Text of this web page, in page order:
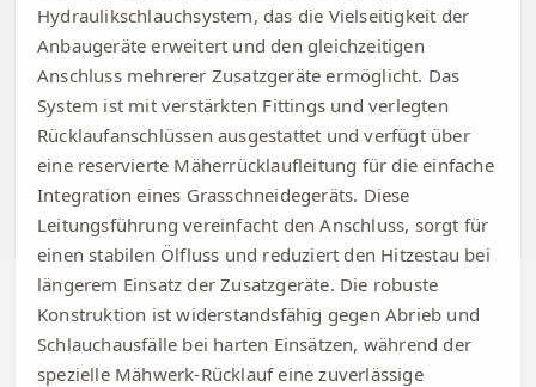
Hydraulikschlauchsystem, das die Vielseitigkeit der
Anbaugeräte erweitert und den gleichzeitigen
Anschluss mehrerer Zusatzgeräte ermöglicht. Das
System ist mit verstärkten Fittings und verlegten
Rücklaufanschlüssen ausgestattet und verfügt über
eine reservierte Mäherrücklaufleitung für die einfache
Integration eines Grasschneidegeräts. Diese
Leitungsführung vereinfacht den Anschluss, sorgt für
einen stabilen Ölfluss und reduziert den Hitzestau bei
längerem Einsatz der Zusatzgeräte. Die robuste
Konstruktion ist widerstandsfähig gegen Abrieb und
Schlauchausfälle bei harten Einsätzen, während der
spezielle Mähwerk-Rücklauf eine zuverlässige